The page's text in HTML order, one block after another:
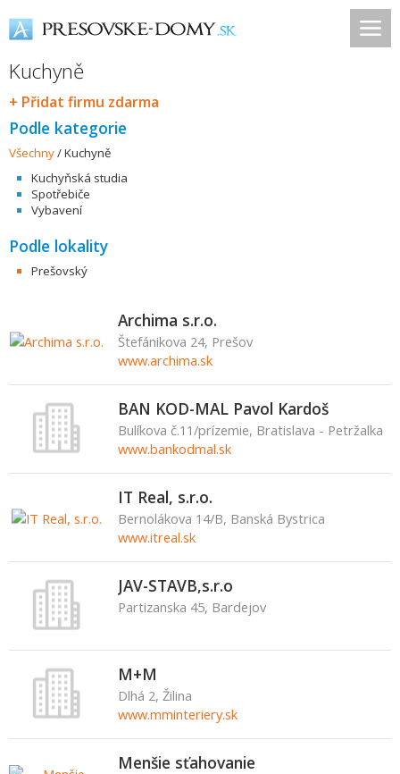
Kuchyně
+ Přidat firmu zdarma
Podle kategorie
Všechny/Kuchyně
Kuchyňská studia
Spotřebiče
Vybavení
Podle lokality
Prešovský
Archima s.r.o.
Štefánikova 24, Prešov
www.archima.sk
BAN KOD-MAL Pavol Kardoš
Bulíkova č.11/prízemie, Bratislava - Petržalka
www.bankodmal.sk
IT Real, s.r.o.
Bernolákova 14/B, Banská Bystrica
www.itreal.sk
JAV-STAVB,s.r.o
Partizanska 45, Bardejov
M+M
Dlhá 2, Žilina
www.mminteriery.sk
Menšie sťahovanie